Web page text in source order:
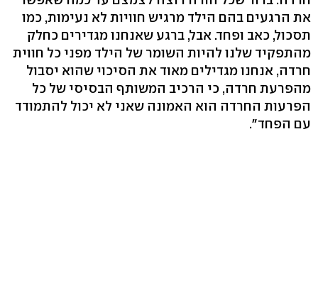
את הרגעים בהם הילד מרגיש חוויות לא נעימות, כמו
תסכול, כאב ופחד. אבל, ברגע שאנחנו מגדירים כחלק
מהתפקיד שלנו להיות השומר של הילד מפני כל חווית
חרדה, אנחנו מגדילים מאוד את הסיכוי שהוא יסבול
מהפרעת חרדה, כי הרכיב המשותף הבסיסי של כל
הפרעות החרדה הוא האמונה שאני לא יכול להתמודד
עם הפחד".